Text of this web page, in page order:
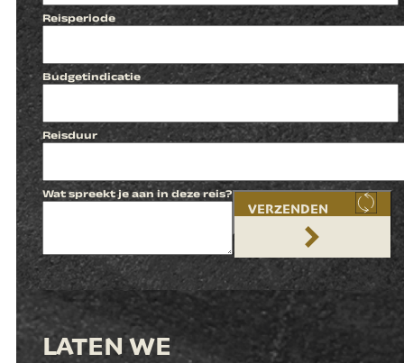
Reisperiode
Budgetindicatie
Reisduur
Wat spreekt je aan in deze reis?
VERZENDEN
LATEN WE